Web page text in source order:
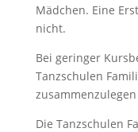
Mädchen. Eine
nicht.
Bei geringer
Tanzschulen
Die Tanzschulen